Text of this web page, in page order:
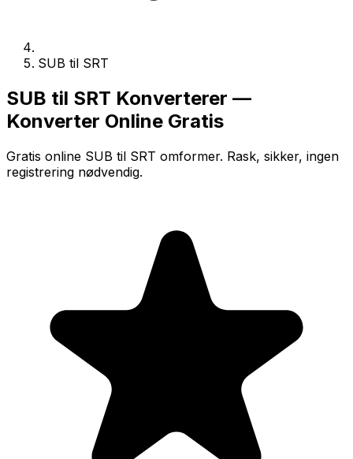
SUB til SRT
SUB til SRT Konverterer —
Konverter Online Gratis
Gratis online SUB til SRT omformer. Rask, sikker, ingen
registrering nødvendig.